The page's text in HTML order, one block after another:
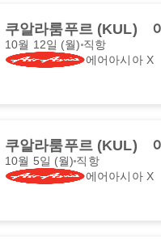
쿠알라룸푸르 (KUL)
10월 12일 (월) 직항
에어아시아 X
쿠알라룸푸르 (KUL)
10월 5일 (월) 직항
에어아시아 X